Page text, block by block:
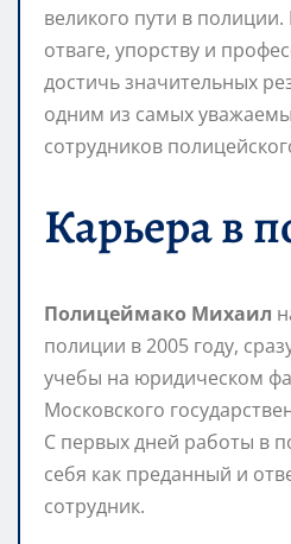
великого пути в полиции.
отваге, упорству и
достичь значительных
одним из самых
сотрудников
Карьера в
Полицеймако Михаил
полиции в 2005 году,
учебы на юридическом
Московского
С первых дней работы в
себя как преданный и
сотрудник.